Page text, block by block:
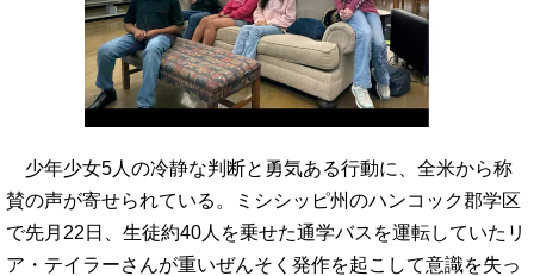
少年少女5人の冷静な判断と勇気ある行動に、全米から称
賛の声が寄せられている。ミシシッピ州のハンコック郡学区
で先月22日、生徒約40人を乗せた通学バスを運転していたリ
ア・テイラーさんが重いぜんそく発作を起こして意識を失っ